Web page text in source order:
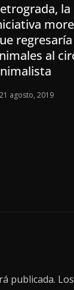
la
al
21 agosto, 2019
publicada.